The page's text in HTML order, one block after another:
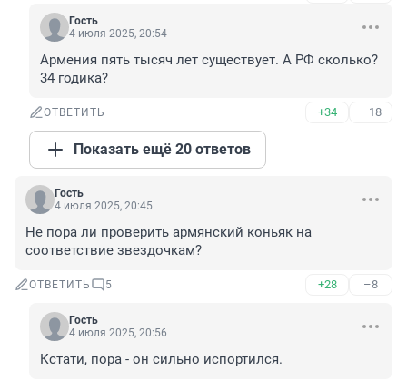
Гость
4 июля 2025, 20:54
Армения пять тысяч лет существует. А РФ сколько?
34 годика?
ОТВЕТИТЬ +34 –18
Показать ещё 20 ответов
Гость
4 июля 2025, 20:45
Не пора ли проверить армянский коньяк на
соответствие звездочкам?
ОТВЕТИТЬ 5 +28 –8
Гость
4 июля 2025, 20:56
Кстати, пора - он сильно испортился.